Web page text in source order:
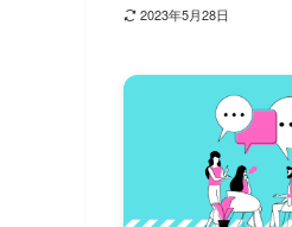
2023年5月28日